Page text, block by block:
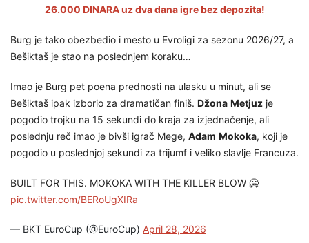
26.000 DINARA uz dva dana igre bez depozita!
Burg je tako obezbedio i mesto u Evroligi za sezonu 2026/27, a
Bešiktaš je stao na poslednjem koraku…
Imao je Burg pet poena prednosti na ulasku u minut, ali se
Bešiktaš ipak izborio za dramatičan finiš. Džona Metjuz je
pogodio trojku na 15 sekundi do kraja za izjednačenje, ali
poslednju reč imao je bivši igrač Mege, Adam Mokoka, koji je
pogodio u poslednjoj sekundi za trijumf i veliko slavlje Francuza.
BUILT FOR THIS. MOKOKA WITH THE KILLER BLOW 🥶
pic.twitter.com/BERoUgXIRa
— BKT EuroCup (@EuroCup) April 28, 2026